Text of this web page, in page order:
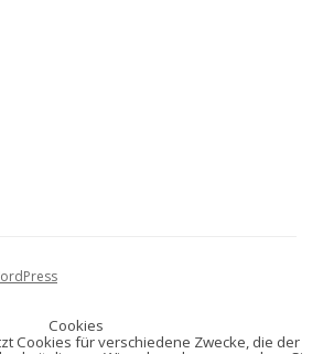
Cookies für verschiedene Zwecke, die der
Cookies